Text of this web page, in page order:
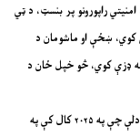
راپورونو پر بنسټ، د ټي
کوي، ښځې او ماشومان د
ډزې کوي، څو خپل ځان د
د پاکستان د شخړو او امنیتي مطالعاتو د انسټیټیوټ یو راپور ښودلې چې په ۲۰۲۵ کال کې په